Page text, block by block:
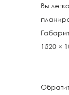
Вы
1520 ×